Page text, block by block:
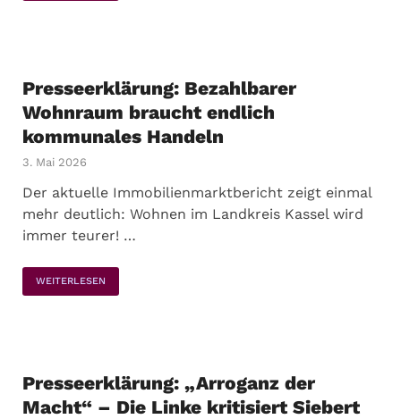
Presseerklärung: Bezahlbarer
Wohnraum braucht endlich
kommunales Handeln
3. Mai 2026
Der aktuelle Immobilienmarktbericht zeigt einmal
mehr deutlich: Wohnen im Landkreis Kassel wird
immer teurer! …
WEITERLESEN
Presseerklärung: „Arroganz der
Macht“ – Die Linke kritisiert Siebert